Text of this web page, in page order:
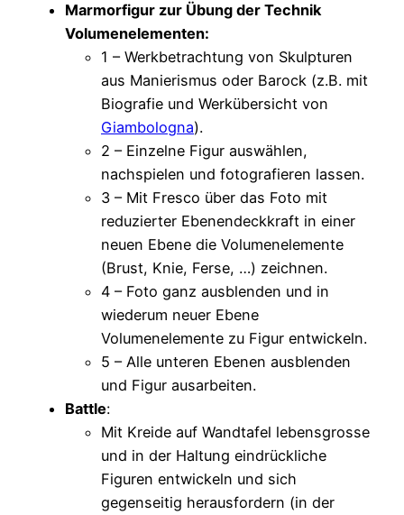
Marmorfigur zur Übung der Technik
Volumenelementen:
1 – Werkbetrachtung von Skulpturen
aus Manierismus oder Barock (z.B. mit
Biografie und Werkübersicht von
Giambologna).
2 – Einzelne Figur auswählen,
nachspielen und fotografieren lassen.
3 – Mit Fresco über das Foto mit
reduzierter Ebenendeckkraft in einer
neuen Ebene die Volumenelemente
(Brust, Knie, Ferse, …) zeichnen.
4 – Foto ganz ausblenden und in
wiederum neuer Ebene
Volumenelemente zu Figur entwickeln.
5 – Alle unteren Ebenen ausblenden
und Figur ausarbeiten.
Battle:
Mit Kreide auf Wandtafel lebensgrosse
und in der Haltung eindrückliche
Figuren entwickeln und sich
gegenseitig herausfordern (in der